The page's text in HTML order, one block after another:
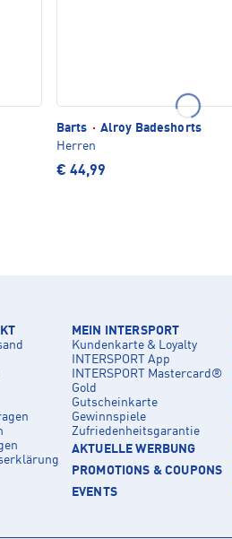
Barts · Alroy Badeshorts
Herren
€ 44,99
MEIN INTERSPORT
Kundenkarte & Loyalty
INTERSPORT App
INTERSPORT Mastercard®
Gold
Gutscheinkarte
Gewinnspiele
Zufriedenheitsgarantie
AKTUELLE WERBUNG
PROMOTIONS & COUPONS
EVENTS